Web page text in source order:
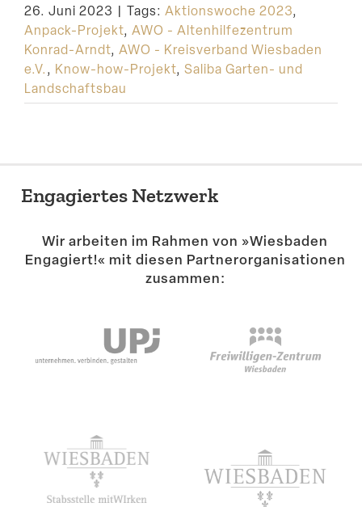
Suche
26. Juni 2023 | Tags: Aktionswoche 2023,
Anpack-Projekt, AWO - Altenhilfezentrum
Konrad-Arndt, AWO - Kreisverband Wiesbaden
e.V., Know-how-Projekt, Saliba Garten- und
Landschaftsbau
Engagiertes Netzwerk
Wir arbeiten im Rahmen von »Wiesbaden
Engagiert!« mit diesen Partner­or­ga­ni­sa­tionen
zusammen: